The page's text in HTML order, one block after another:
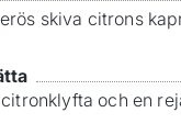
skiva citrons
och en